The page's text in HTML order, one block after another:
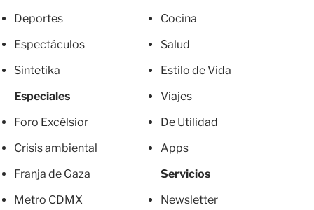
Deportes
Espectáculos
Sintetika
Especiales
Foro Excélsior
Crisis ambiental
Franja de Gaza
Metro CDMX
Cocina
Salud
Estilo de Vida
Viajes
De Utilidad
Apps
Servicios
Newsletter